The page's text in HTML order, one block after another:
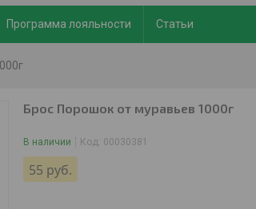
Программа лояльности Статьи
Брос Порошок от муравьев 1000г
В наличии Код: 00030381
55 руб.